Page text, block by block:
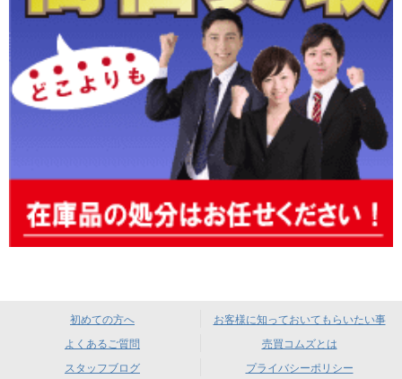
初めての方へ
お客様に知っておいてもらいたい事
よくあるご質問
売買コムズとは
スタッフブログ
プライバシーポリシー